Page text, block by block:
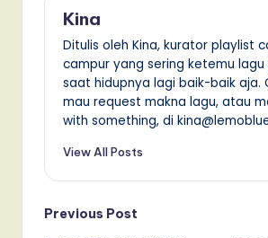
Kina
Ditulis oleh Kina, kurator playlist
campur yang sering ketemu lagu
saat hidupnya lagi baik-baik aja.
mau request makna lagu, atau
with something, di
View All Posts
Post
Previous Post